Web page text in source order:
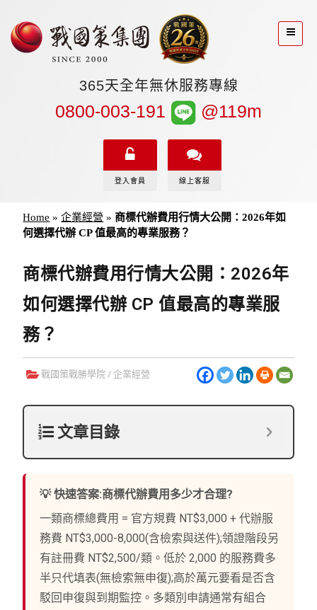
365天全年無休服務專線
0800-003-191 @119m
登入會員 線上客服
Home »企業經營 » 商標代辦費用行情大公開：2026年如
何選擇代辦 CP 值最高的專業服務？
商標代辦費用行情大公開：2026年
如何選擇代辦 CP 值最高的專業服
務？
戰國策戰勝學院 / 企業經營
文章目錄
💡 快速答案:商標代辦費用多少才合理?
一類商標總費用 = 官方規費 NT$3,000 + 代辦服
務費 NT$3,000-8,000(含檢索與送件);領證階段另
有註冊費 NT$2,500/類。低於 2,000 的服務費多
半只代填表(無檢索無申復);高於萬元要看是否含
駁回申復與到期監控。多類別申請通常有組合